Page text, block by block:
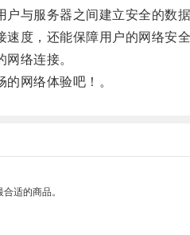
服务器之间建立安全的数
，还能保障用户的网络安全
络连接。
网络体验吧！。
适的商品。